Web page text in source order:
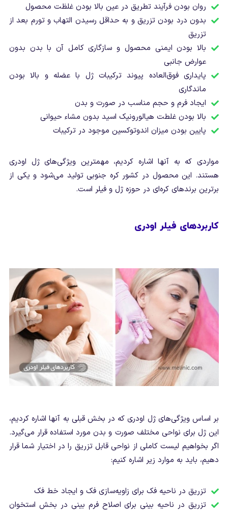
روان بودن فرآیند تطریق در عین بالا بودن غلظت محصول
بدون درد بودن تزریق و به حداقل رسیدن التهاب و تورم بعد از
تزریق
بالا بودن ایمنی محصول و سازگاری کامل آن با بدن بدون
عوارض جانبی
پایداری فوق‌العاده پیوند ترکیبات ژل با عضله و بالا بودن
ماندگاری
ایجاد فرم و حجم مناسب در صورت و بدن
بالا بودن غلطت هیالورونیک اسید بدون مشاء حیوانی
پایین بودن میزان اندوتوکسین موجود در ترکیبات
مواردی که به آنها اشاره کردیم، مهمترین ویژگی‌های ژل اودری
هستند. این محصول در کشور کره جنوبی تولید می‌شود و یکی از
برترین برندهای کره‌ای در حوزه ژل و فیلر است.
کاربردهای فیلر اودری
بر اساس ویژگی‌های ژل اودری که در بخش قبلی به آنها اشاره کردیم،
این ژل برای نواحی مختلف صورت و بدن مورد استفاده قرار می‌گیرد.
اگر بخواهیم لیست کاملی از نواحی قابل تزریق را در اختیار شما قرار
دهیم، باید به موارد زیر اشاره کنیم:
تزریق در ناحیه فک برای زاویه‌سازی فک و ایجاد خط فک
تزریق در ناحیه بینی برای اصلاح فرم بینی در بخش استخوان